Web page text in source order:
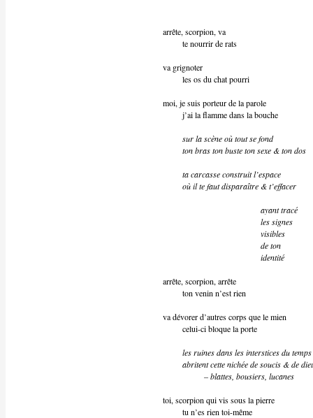
arrête, scorpion, va
te nourrir de rats
va grignoter
les os du chat pourri
moi, je suis porteur de la parole
j’ai la flamme dans la bouche
sur la scène où tout se fond
ton bras ton buste ton sexe & ton dos
ta carcasse construit l’espace
où il te faut disparaître & t’effacer
ayant tracé
les signes
visibles
de ton
identité
arrête, scorpion, arrête
ton venin n’est rien
va dévorer d’autres corps que le mien
celui-ci bloque la porte
les ruines dans les interstices du temps
abritent cette nichée de soucis & de
– blattes, bousiers, lucanes
toi, scorpion qui vis sous la pierre
tu n’es rien toi-même